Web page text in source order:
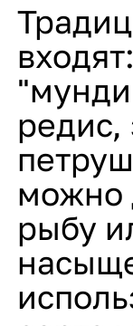
редис,
можно
рыбу